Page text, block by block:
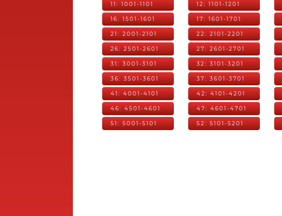
11: 1001-1101 12: 1101-1201
16: 1501-1601 17: 1601-1701
21: 2001-2101 22: 2101-2201
26: 2501-2601 27: 2601-2701
31: 3001-3101 32: 3101-3201
36: 3501-3601 37: 3601-3701
41: 4001-4101 42: 4101-4201
46: 4501-4601 47: 4601-4701
51: 5001-5101 52: 5101-5201